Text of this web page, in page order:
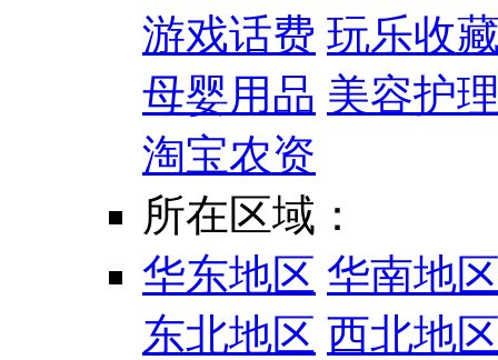
游戏话费 玩乐收
母婴用品 美容护
淘宝农资
所在区域：
华东地区 华南地
东北地区 西北地